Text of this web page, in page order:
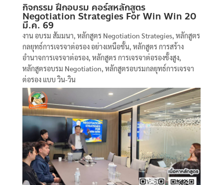
กิจกรรม ฝึกอบรม คอร์สหลักสูตร
Negotiation Strategies For Win Win 20
มี.ค. 69
งาน อบรม สัมมนา, หลักสูตร Negotiation Strategies, หลักสูตร
กลยุทธ์การเจรจาต่อรอง อย่างเหนือชั้น, หลักสูตร การสร้าง
อำนาจการเจรจาต่อรอง, หลักสูตร การเจรจาต่อรองขั้งสูง,
หลักสูตรอบรม Negotiation, หลักสูตรอบรมกลยุทธ์การเจรจา
ต่อรอง แบบ วิน-วิน